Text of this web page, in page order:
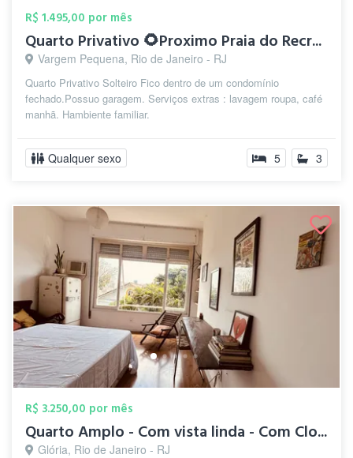
R$ 1.495,00 por mês
Quarto Privativo 🌻Proximo Praia do Recr...
Vargem Pequena, Rio de Janeiro - RJ
Quarto Privativo Solteiro Fico dentro de um condomínio
fechado.Possuo garagem. Serviços extras : lavagem roupa, café
manhã. Hambiente familiar.
Qualquer sexo 5 3
R$ 3.250,00 por mês
Quarto Amplo - Com vista linda - Com Clo...
Glória, Rio de Janeiro - RJ